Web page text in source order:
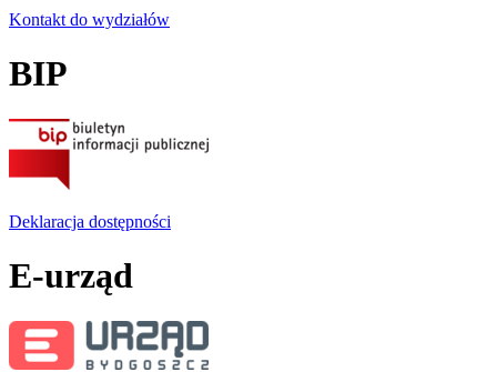
Kontakt do wydziałów
BIP
Deklaracja dostępności
E-urząd